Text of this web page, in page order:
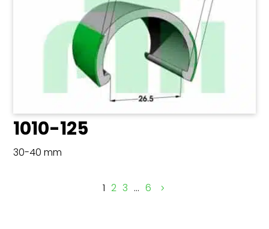
1010-125
30-40 mm
1 2 3 … 6